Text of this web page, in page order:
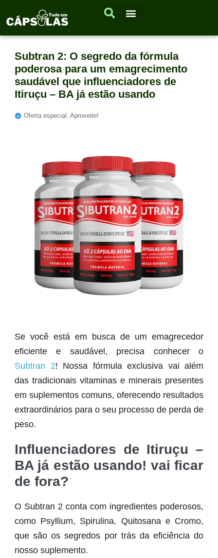
Subtran 2: O segredo da fórmula
poderosa para um emagrecimento
saudável que influenciadores de
Itiruçu – BA já estão usando
Oferta especial. Aproveite!
Se você está em busca de um emagrecedor
eficiente e saudável, precisa conhecer o
Subtran 2! Nossa fórmula exclusiva vai além
das tradicionais vitaminas e minerais presentes
em suplementos comuns, oferecendo resultados
extraordinários para o seu processo de perda de
peso.
Influenciadores de Itiruçu –
BA já estão usando! vai ficar
de fora?
O Subtran 2 conta com ingredientes poderosos,
como Psyllium, Spirulina, Quitosana e Cromo,
que são os segredos por trás da eficiência do
nosso suplemento.